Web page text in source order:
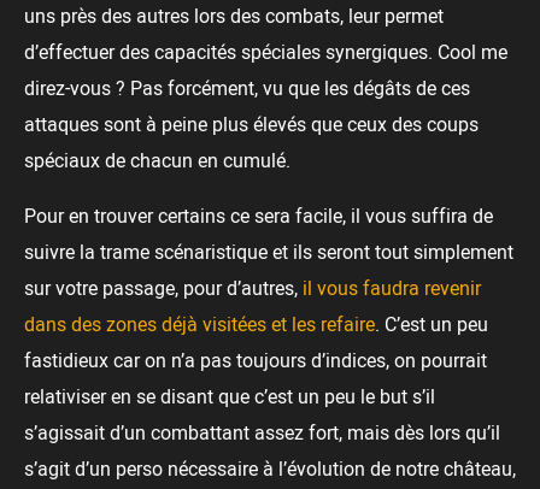
uns près des autres lors des combats, leur permet
d’effectuer des capacités spéciales synergiques. Cool me
direz-vous ? Pas forcément, vu que les dégâts de ces
attaques sont à peine plus élevés que ceux des coups
spéciaux de chacun en cumulé.
Pour en trouver certains ce sera facile, il vous suffira de
suivre la trame scénaristique et ils seront tout simplement
sur votre passage, pour d’autres, il vous faudra revenir
dans des zones déjà visitées et les refaire. C’est un peu
fastidieux car on n’a pas toujours d’indices, on pourrait
relativiser en se disant que c’est un peu le but s’il
s’agissait d’un combattant assez fort, mais dès lors qu’il
s’agit d’un perso nécessaire à l’évolution de notre château,